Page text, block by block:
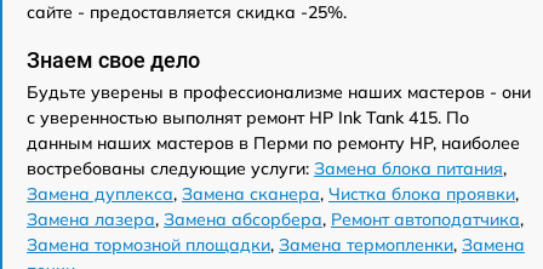
сайте - предоставляется скидка -25%.
Знаем свое дело
Будьте уверены в профессионализме наших мастеров - они
с уверенностью выполнят ремонт HP Ink Tank 415. По
данным наших мастеров в Перми по ремонту HP, наиболее
востребованы следующие услуги: Замена блока питания,
Замена дуплекса, Замена сканера, Чистка блока проявки,
Замена лазера, Замена абсорбера, Ремонт автоподатчика,
Замена тормозной площадки, Замена термопленки, Замена